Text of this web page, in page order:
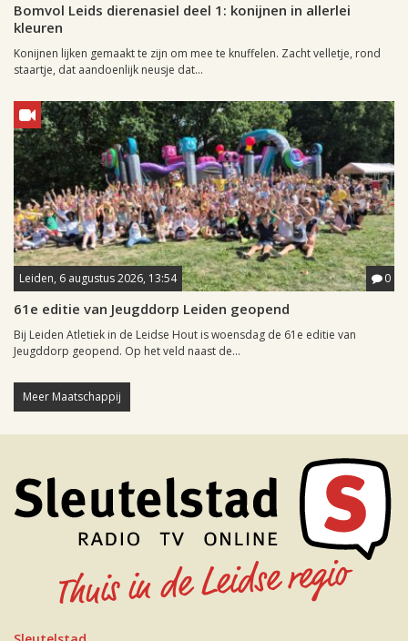
Bomvol Leids dierenasiel deel 1: konijnen in allerlei
kleuren
Konijnen lijken gemaakt te zijn om mee te knuffelen. Zacht velletje, rond
staartje, dat aandoenlijk neusje dat...
Leiden, 6 augustus 2026, 13:54 0
61e editie van Jeugddorp Leiden geopend
Bij Leiden Atletiek in de Leidse Hout is woensdag de 61e editie van
Jeugddorp geopend. Op het veld naast de...
Meer Maatschappij